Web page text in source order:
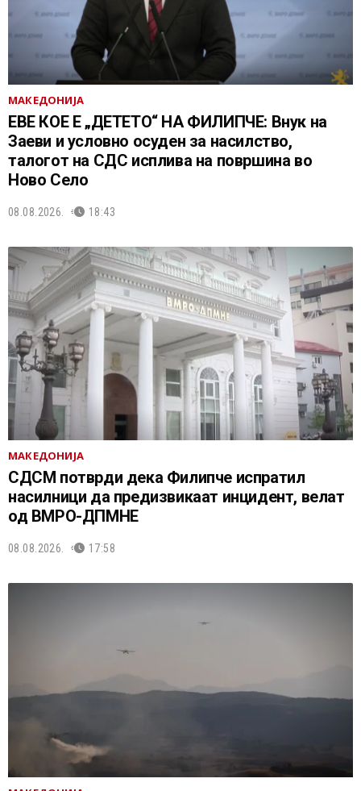
МАКЕДОНИЈА
ЕВЕ КОЕ Е „ДЕТЕТО“ НА ФИЛИПЧЕ: Внук на
Заеви и условно осуден за насилство,
талогот на СДС исплива на површина во
Ново Село
08.08.2026. 18:43
МАКЕДОНИЈА
СДСМ потврди дека Филипче испратил
насилници да предизвикаат инцидент, велат
од ВМРО-ДПМНЕ
08.08.2026. 17:58